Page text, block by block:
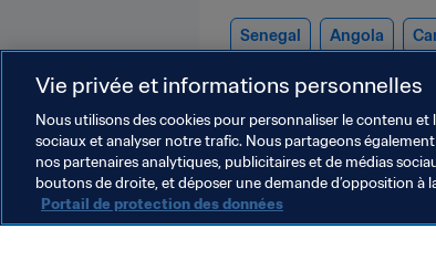
Senegal Angola
Tanzania CAF
Vie privée et informations personnelles
Nous utilisons des cookies pour personnaliser le contenu
sociaux et analyser notre trafic. Nous partageons
nos partenaires analytiques, publicitaires et de médias
boutons de droite, et déposer une demande d’opposition à
Portail de protection des données